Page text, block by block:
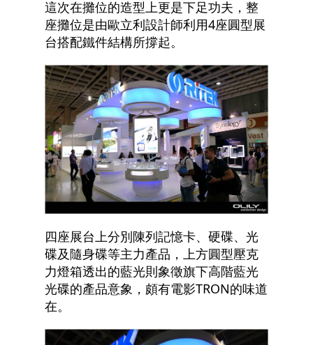
這次在攤位的造型上更是下足功夫，整
座攤位是由歐立利設計師利用4座圓型展
台搭配鐵件結構所撐起。
四座展台上分別陳列記憶卡、硬碟、光
碟及隨身碟等主力產品，上方圓型壓克
力燈箱透出的藍光則象徵旗下高階藍光
光碟的產品意象，頗有電影TRON的味道
在。